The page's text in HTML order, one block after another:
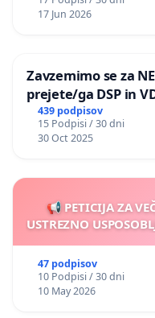
17 Jun 2026
Zavzemimo se za
prejete/ga DSP in
439 podpisov
15 Podpisi / 30 dni
30 Oct 2025
📢 PETICIJA ZA
USTREZNO
47 podpisov
10 Podpisi / 30 dni
10 May 2026